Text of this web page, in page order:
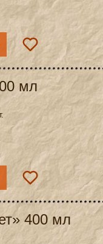
мл
400 мл